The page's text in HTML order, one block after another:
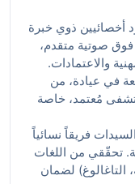
ذوي خبرة
صوتية متقدم،
والاعتمادات.
في عيادة، من
مُعتمد، خاصة
فريقاً نسائياً
تحقّقي من اللغات
التاغالوغ) لضمان